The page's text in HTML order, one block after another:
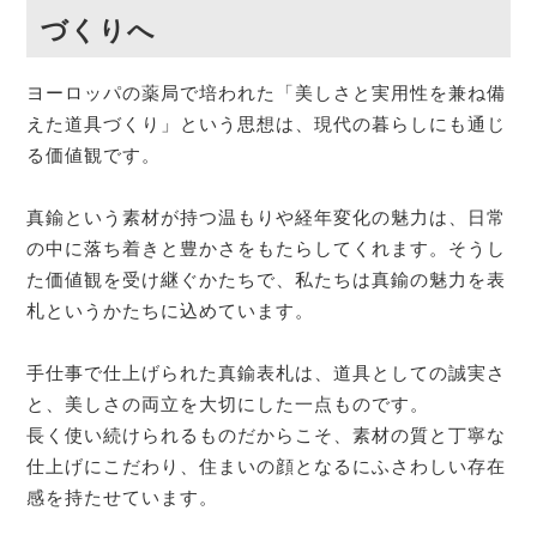
づくりへ
ヨーロッパの薬局で培われた「美しさと実用性を兼ね備
えた道具づくり」という思想は、現代の暮らしにも通じ
る価値観です。
真鍮という素材が持つ温もりや経年変化の魅力は、日常
の中に落ち着きと豊かさをもたらしてくれます。そうし
た価値観を受け継ぐかたちで、私たちは真鍮の魅力を表
札というかたちに込めています。
手仕事で仕上げられた真鍮表札は、道具としての誠実さ
と、美しさの両立を大切にした一点ものです。
長く使い続けられるものだからこそ、素材の質と丁寧な
仕上げにこだわり、住まいの顔となるにふさわしい存在
感を持たせています。